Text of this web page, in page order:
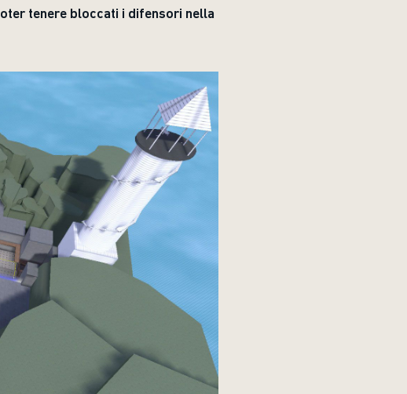
tenere bloccati i difensori nella